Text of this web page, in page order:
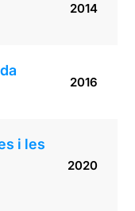
2014
2016
i les
2020